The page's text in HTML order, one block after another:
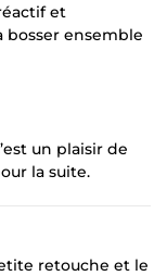
et
bosser ensemble
un plaisir de
la suite.
retouche et le